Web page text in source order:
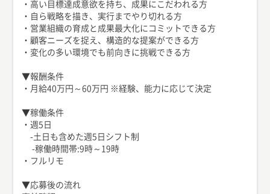
・高い目標達成意欲を持ち、成果にこだわれる方
・自ら戦略を描き、実行までやり切れる方
・営業組織の育成と成果最大化にコミットできる方
・顧客ニーズを捉え、構造的な提案ができる方
・変化の多い環境でも前向きに挑戦できる方
▼報酬条件
・月給40万円～60万円 ※経験、能力に応じて決定
▼稼働条件
・週5日
-土日も含めた週5日シフト制
-稼働時間帯:9時～19時
・フルリモ
▼応募後の流れ